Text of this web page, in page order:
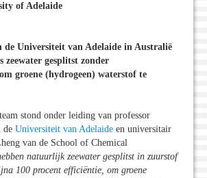
of Adelaide
de Universiteit van Adelaide in Australië
zeewater gesplitst zonder
groene (hydrogeen) waterstof te
stond onder leiding van professor
de Universiteit van Adelaide en universitair
van de School of Chemical
natuurlijk zeewater gesplitst in zuurstof
100 procent efficiëntie, om groene